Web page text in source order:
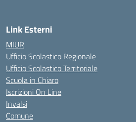
Link Esterni
MIUR
Ufficio Scolastico Regionale
Ufficio Scolastico Territoriale
Scuola in Chiaro
Iscrizioni On Line
Invalsi
Comune